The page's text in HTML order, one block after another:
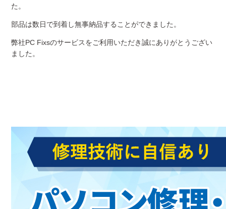
た。
部品は数日で到着し無事納品することができました。
弊社PC Fixsのサービスをご利用いただき誠にありがとうござい
ました。